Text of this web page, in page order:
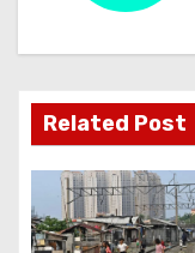
s
i
p
o
Related Post